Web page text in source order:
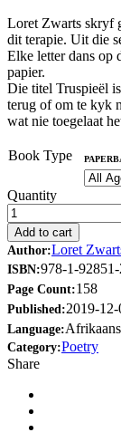
Loret Zwarts skryf
dit terapie. Uit die
Elke letter dans op
papier.
Die titel Truspieël
terug of om te kyk
wat nie toegelaat
Book Type
Quantity
Add to cart
Author:Loret
ISBN:978-1-92851-
Page Count:158
Published:2019-12-
Language:Afrikaans
Category:Poetry
Share